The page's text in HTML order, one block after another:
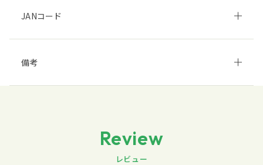
JANコード
備考
Review
レビュー